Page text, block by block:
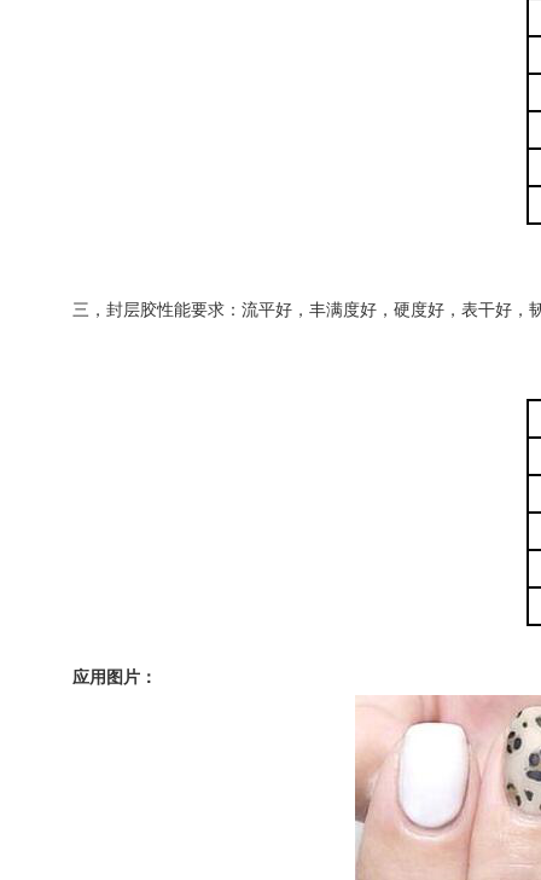
三，封层胶性能要求：流平好，丰满度好，硬度好，表干好，
应用图片：